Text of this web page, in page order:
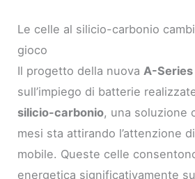
Le celle al silicio-carbonio
gioco
Il progetto della nuova A-Series
sull’impiego di batterie
silicio-carbonio, una soluzione
mesi sta attirando l’attenzione
mobile. Queste celle
energetica significativamente